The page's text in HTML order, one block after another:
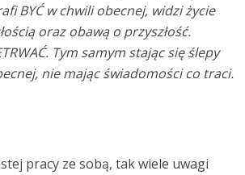
BYĆ w chwili obecnej, widzi życie
oraz obawą o przyszłość.
Tym samym stając się ślepy
nie mając świadomości co traci.
pracy ze sobą, tak wiele uwagi